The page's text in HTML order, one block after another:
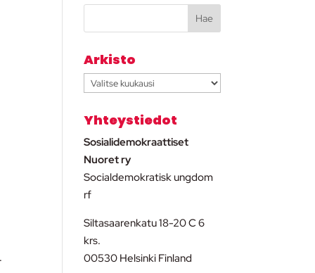
Arkisto
Arkisto
Yhteystiedot
Sosialidemokraattiset
Nuoret ry
Socialdemokratisk ungdom
rf
Siltasaarenkatu 18-20 C 6
krs.
00530 Helsinki Finland